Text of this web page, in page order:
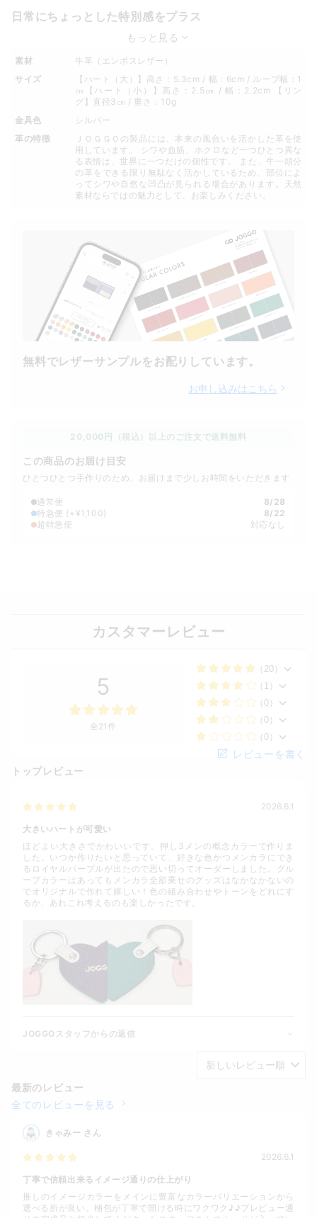
日常にちょっとした特別感をプラス
もっと見る
素材
牛革（エンボスレザー）
サイズ
【ハート（大）】高さ：5.3cm / 幅：6cm / ループ幅：1
㎝【ハート（小）】高さ：2.5㎝ / 幅：2.2cm 【リン
グ】直径3㎝ / 重さ：10g
金具色
シルバー
革の特徴
ＪＯＧＧＯの製品には、本来の風合いを活かした革を使
用しています。 シワや血筋、ホクロなど一つひとつ異な
る表情は、世界に一つだけの個性です。 また、牛一頭分
の革をできる限り無駄なく活かしているため、部位によ
ってシワや自然な凹凸が見られる場合があります。天然
素材ならではの魅力として、お楽しみください。
無料でレザーサンプルをお配りしています。
お申し込みはこちら
20,000円（税込）以上のご注文で送料無料
この商品のお届け目安
ひとつひとつ手作りのため、お届けまで少しお時間をいただきます
通常便
8/28
特急便 (+¥1,100)
8/22
超特急便
対応なし
カスタマーレビュー
5
全21件
（20）
（1）
（0）
（0）
（0）
レビューを書く
トップレビュー
2026.6.1
大きいハートが可愛い
ほどよい大きさでかわいいです。押し3メンの概念カラーで作りま
した。いつか作りたいと思っていて、好きな色かつメンカラにでき
るロイヤルパープルが出たので思い切ってオーダーしました。グル
ープカラーはあってもメンカラ全部乗せのグッズはなかなかないの
でオリジナルで作れて嬉しい！色の組み合わせやトーンをどれにす
るか、あれこれ考えるのも楽しかったです。
JOGGOスタッフからの返信
最新のレビュー
全てのレビューを見る
きゃみー さん
2026.6.1
丁寧で信頼出来るイメージ通りの仕上がり
推しのイメージカラーをメインに豊富なカラーバリエーションから
選べる所が良い。梱包が丁寧で開ける時にワクワク♪♪プレビュー通